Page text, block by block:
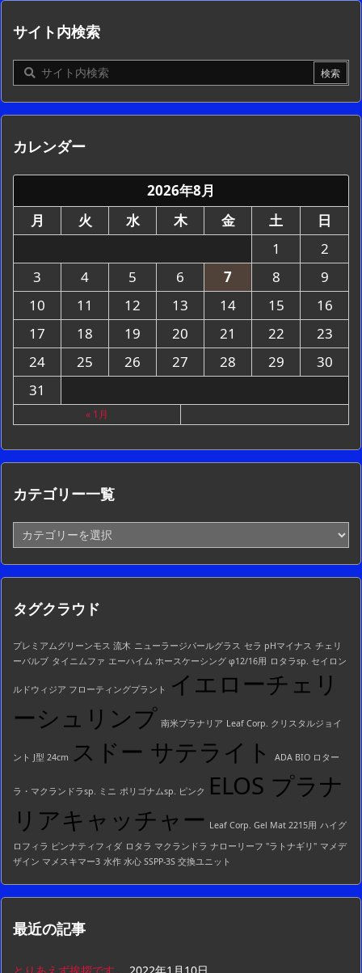
サイト内検索
カレンダー
2026年8月
月
火 水 木 金 土
日
1
2
3
4 5 6 7 8
9
10
11 12 13 14 15
16
17
18 19 20 21 22
23
24
25 26 27 28 29
30
31
« 1月
カテゴリー一覧
カ
テ
ゴ
リ
一
タグクラウド
プレミアムグリーンモス 流木 ニューラージパールグラス セラ pHマイナス チェリ
ーバルブ タイニムファ エーハイム ホースケーシング φ12/16用 ロタラsp. セイロン
ルドウィジア フローティングプラント
イエローチェリ
ーシュリンプ 南米プラナリア Leaf Corp. クリスタルジョイ
ント J型 24cm スドー サテライト ADA BIO ロター
ラ・マクランドラsp. ミニ ポリゴナムsp. ピンク
ELOS プラナ
リアキャッチャー Leaf Corp. Gel Mat 2215用 ハイグ
ロフィラ ピンナティフィダ ロタラ マクランドラ ナローリーフ "ラトナギリ" マメデ
ザイン マメスキマー3 水作 水心 SSPP-3S 交換ユニット
最近の記事
とりあえず挨拶です。
2022年1月10日